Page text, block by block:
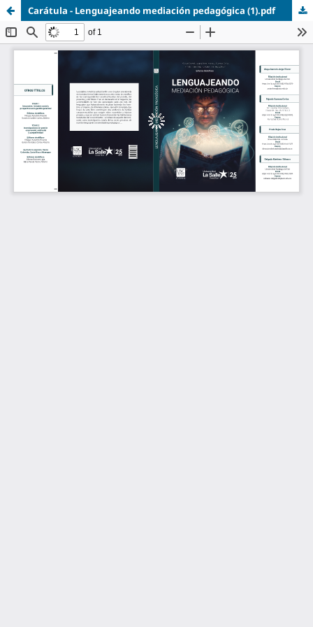
Carátula - Lenguajeando mediación pedagógica (1).pdf